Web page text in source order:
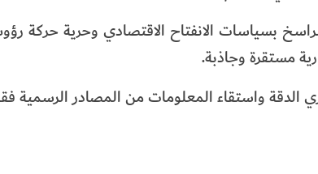
بسياسات الانفتاح الاقتصادي وحرية حركة
مستقرة وجاذبة.
الدقة واستقاء المعلومات من المصادر الرسمية